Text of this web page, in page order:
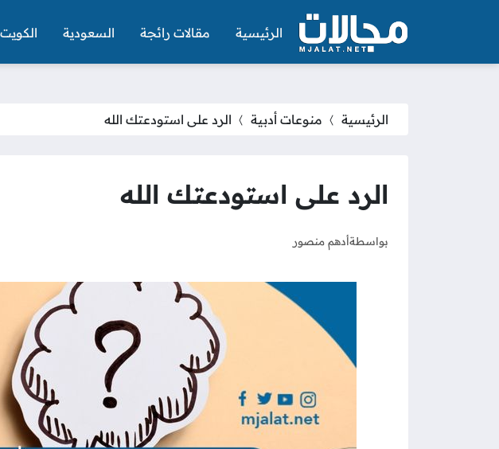
الرئيسية مقالات رائجة السعودية الكويت
الرئيسية منوعات أدبية الرد على استودعتك الله
الرد على استودعتك الله
بواسطةأدهم منصور